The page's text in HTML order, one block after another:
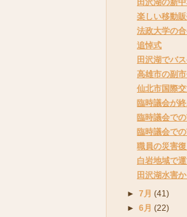
田沢湖の新
楽しい移動
法政大学の
追悼式
田沢湖でバ
高雄市の副
仙北市国際
臨時議会が
臨時議会で
臨時議会で
職員の災害
白岩地域で
田沢湖水害
►7月(41)
►6月(22)